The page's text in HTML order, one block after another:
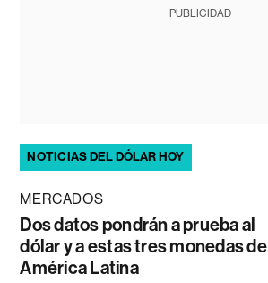
PUBLICIDAD
NOTICIAS DEL DÓLAR HOY
MERCADOS
Dos datos pondrán a prueba al
dólar y a estas tres monedas de
América Latina